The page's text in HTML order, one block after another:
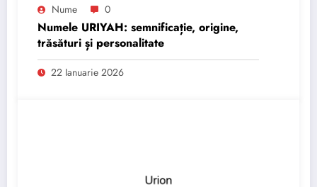
Nume 0
Numele URIYAH: semnificație, origine,
trăsături și personalitate
22 Ianuarie 2026